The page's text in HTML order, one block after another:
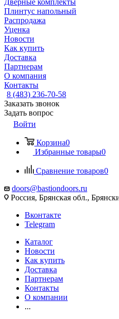
Дверные комплекты
Плинтус напольный
Распродажа
Уценка
Новости
Как купить
Доставка
Партнерам
О компания
Контакты
8 (483) 236-70-58
Заказать звонок
Задать вопрос
Войти
Корзина0
Избранные товары0
Сравнение товаров0
doors@bastiondoors.ru
Россия, Брянская обл.,
Вконтакте
Telegram
Каталог
Новости
Как купить
Доставка
Партнерам
Контакты
О компании
...